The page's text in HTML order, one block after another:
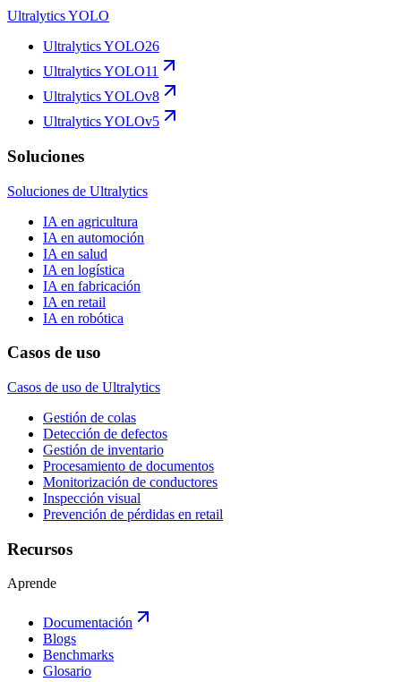
Ultralytics YOLO
Ultralytics YOLO26
Ultralytics YOLO11
Ultralytics YOLOv8
Ultralytics YOLOv5
Soluciones
Soluciones de Ultralytics
IA en agricultura
IA en automoción
IA en salud
IA en logística
IA en fabricación
IA en retail
IA en robótica
Casos de uso
Casos de uso de Ultralytics
Gestión de colas
Detección de defectos
Gestión de inventario
Procesamiento de documentos
Monitorización de conductores
Inspección visual
Prevención de pérdidas en retail
Recursos
Aprende
Documentación
Blogs
Benchmarks
Glosario